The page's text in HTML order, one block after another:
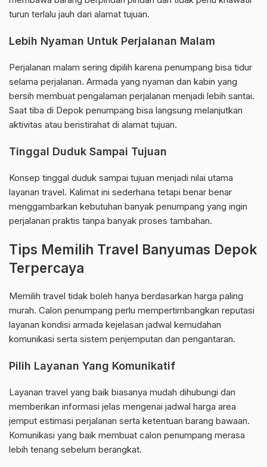
turun terlalu jauh dari alamat tujuan.
Lebih Nyaman Untuk Perjalanan Malam
Perjalanan malam sering dipilih karena penumpang bisa tidur
selama perjalanan. Armada yang nyaman dan kabin yang
bersih membuat pengalaman perjalanan menjadi lebih santai.
Saat tiba di Depok penumpang bisa langsung melanjutkan
aktivitas atau beristirahat di alamat tujuan.
Tinggal Duduk Sampai Tujuan
Konsep tinggal duduk sampai tujuan menjadi nilai utama
layanan travel. Kalimat ini sederhana tetapi benar benar
menggambarkan kebutuhan banyak penumpang yang ingin
perjalanan praktis tanpa banyak proses tambahan.
Tips Memilih Travel Banyumas Depok
Terpercaya
Memilih travel tidak boleh hanya berdasarkan harga paling
murah. Calon penumpang perlu mempertimbangkan reputasi
layanan kondisi armada kejelasan jadwal kemudahan
komunikasi serta sistem penjemputan dan pengantaran.
Pilih Layanan Yang Komunikatif
Layanan travel yang baik biasanya mudah dihubungi dan
memberikan informasi jelas mengenai jadwal harga area
jemput estimasi perjalanan serta ketentuan barang bawaan.
Komunikasi yang baik membuat calon penumpang merasa
lebih tenang sebelum berangkat.